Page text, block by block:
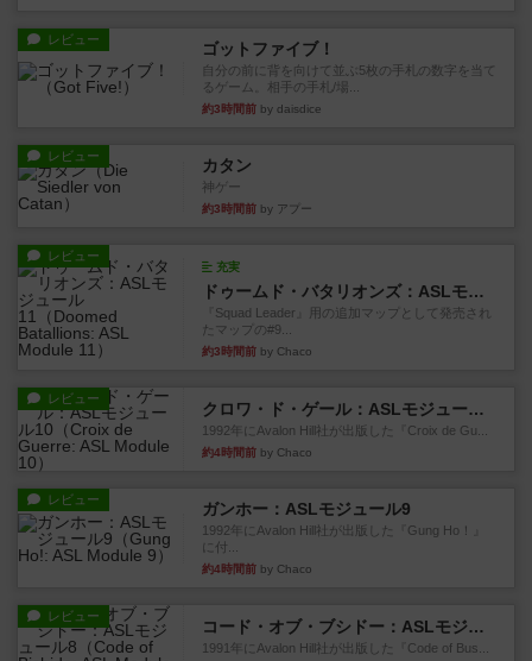
レビュー ゴットファイブ！
自分の前に背を向けて並ぶ5枚の手札の数字を当て
るゲーム。相手の手札/場...
約3時間前 by daisdice
レビュー カタン
神ゲー
約3時間前 by アプー
レビュー
充実
ドゥームド・バタリオンズ：ASLモジュール11
『Squad Leader』用の追加マップとして発売され
たマップの#9...
約3時間前 by Chaco
レビュー
クロワ・ド・ゲール：ASLモジュール10
1992年にAvalon Hill社が出版した『Croix de Gu...
約4時間前 by Chaco
レビュー ガンホー：ASLモジュール9
1992年にAvalon Hill社が出版した『Gung Ho！』
に付...
約4時間前 by Chaco
レビュー
コード・オブ・ブシドー：ASLモジュール8
1991年にAvalon Hill社が出版した『Code of Bus...